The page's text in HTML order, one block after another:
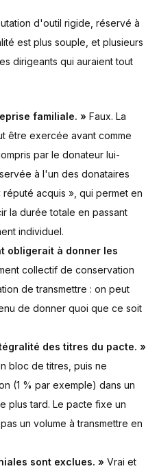
d'outil rigide, réservé à
est plus souple, et plusieurs
dirigeants qui auraient tout
familiale. » Faux. La
être exercée avant comme
par le donateur lui-
à l'un des donataires
acquis », qui permet en
la durée totale en passant
individuel.
obligerait à donner les
collectif de conservation
de transmettre : on peut
de donner quoi que ce soit
des titres du pacte. »
bloc de titres, puis ne
(1 % par exemple) dans un
plus tard. Le pacte fixe un
un volume à transmettre en
sont exclues. » Vrai et